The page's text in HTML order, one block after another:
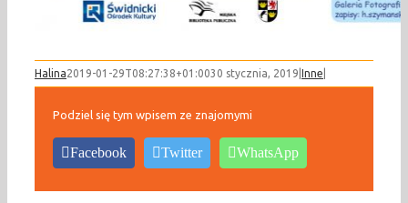
Halina2019-01-29T08:27:38+01:0030 stycznia, 2019 Inne
Podziel się tym wpisem ze znajomymi
Facebook Twitter WhatsApp